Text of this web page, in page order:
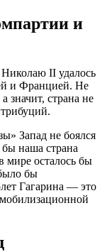
и
Николаю II удалось
и Францией. Не
значит, страна не
Запад не боялся
наша страна
мире осталось бы
бы
Гагарина — это